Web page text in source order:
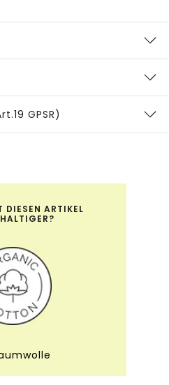
GPSR)
DIESEN ARTIKEL